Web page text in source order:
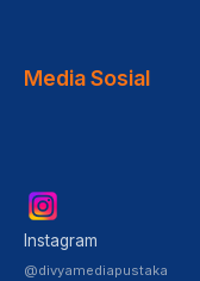
Media Sosial
Instagram
@divyamediapustaka